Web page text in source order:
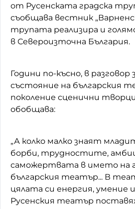
от Русенската градска
съобщава вестник
трупата реализира и
в Североизточна България.
Години по-късно, в
състояние на българския
поколение сценични
обобщава:
„А колко малко знаят
борби, трудностите,
саможертвата в името на
българския театър... В
цялата си енергия, умение
Русенския театър